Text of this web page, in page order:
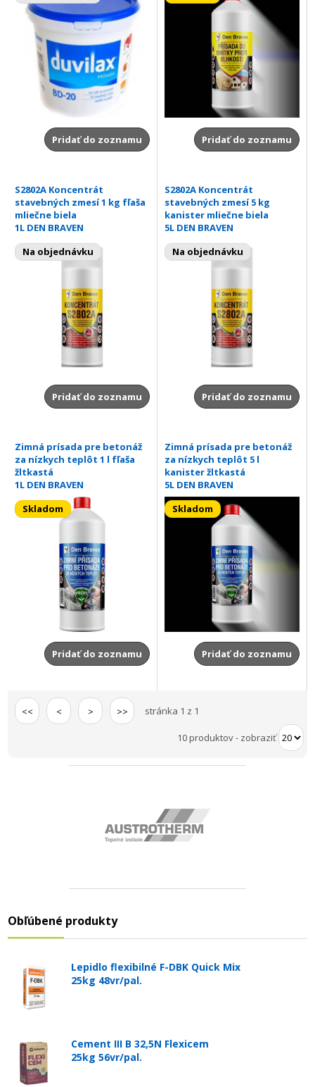
Pridať do zoznamu Pridať do zoznamu
S2802A Koncentrát
stavebných zmesí 1 kg fľaša
mliečne biela
1L DEN BRAVEN
Na objednávku
Pridať do zoznamu
S2802A Koncentrát
stavebných zmesí 5 kg
kanister mliečne biela
5L DEN BRAVEN
Na objednávku
Pridať do zoznamu
Zimná prísada pre betonáž
za nízkych teplôt 1 l fľaša
žltkastá
1L DEN BRAVEN
Skladom
Pridať do zoznamu
Zimná prísada pre betonáž
za nízkych teplôt 5 l
kanister žltkastá
5L DEN BRAVEN
Skladom
Pridať do zoznamu
<< < > >> stránka 1 z 1
10 produktov- zobraziť
Obľúbené produkty
Lepidlo flexibilné F-DBK Quick Mix
25kg 48vr/pal.
Cement III B 32,5N Flexicem
25kg 56vr/pal.